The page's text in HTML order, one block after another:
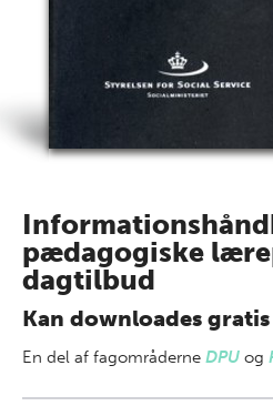
pædagogiske
dagtilbud
Kan downloades gratis
En del af fagområderne DPU og